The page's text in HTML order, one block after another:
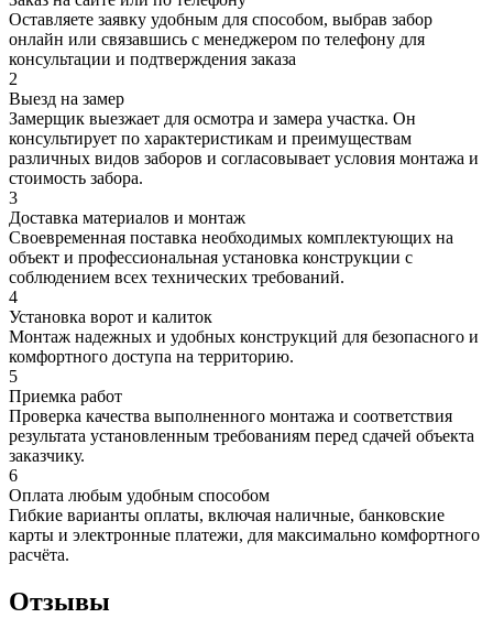
Оставляете заявку удобным для способом, выбрав забор
онлайн или связавшись с менеджером по телефону для
консультации и подтверждения заказа
2
Выезд на замер
Замерщик выезжает для осмотра и замера участка. Он
консультирует по характеристикам и преимуществам
различных видов заборов и согласовывает условия монтажа и
стоимость забора.
3
Доставка материалов и монтаж
Своевременная поставка необходимых комплектующих на
объект и профессиональная установка конструкции с
соблюдением всех технических требований.
4
Установка ворот и калиток
Монтаж надежных и удобных конструкций для безопасного и
комфортного доступа на территорию.
5
Приемка работ
Проверка качества выполненного монтажа и соответствия
результата установленным требованиям перед сдачей объекта
заказчику.
6
Оплата любым удобным способом
Гибкие варианты оплаты, включая наличные, банковские
карты и электронные платежи, для максимально комфортного
расчёта.
Отзывы